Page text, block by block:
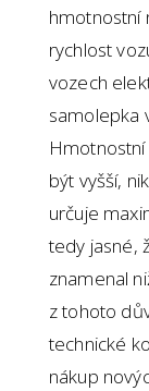
hmotnostní
rychlost
vozech
samolepka
být vyšší,
určuje
tedy jasné,
znamenal
z tohoto
technické
nákup